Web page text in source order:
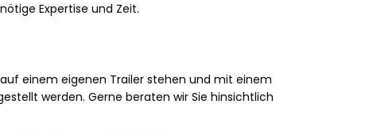
Expertise und Zeit.
einem eigenen Trailer stehen und mit einem
werden. Gerne beraten wir Sie hinsichtlich